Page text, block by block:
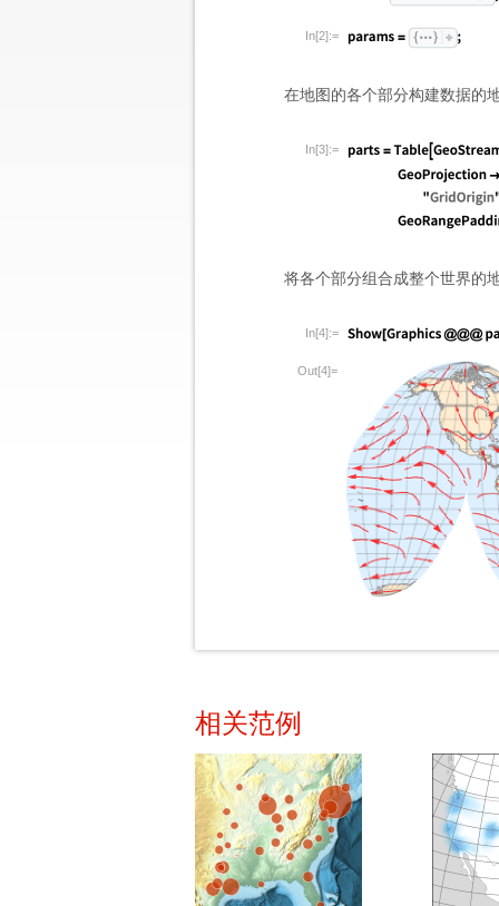
In[2]:=
在地图的各个部分构建数据的
In[3]:=
将各个部分组合成整个世界的
In[4]:=
Out[4]=
相关范例